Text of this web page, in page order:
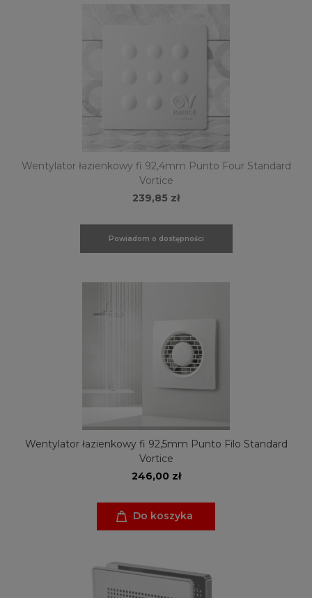
Wentylator łazienkowy fi 92,4mm Punto Four Standard
Vortice
239,85 zł
Powiadom o dostępności
Wentylator łazienkowy fi 92,5mm Punto Filo Standard
Vortice
246,00 zł
Do koszyka